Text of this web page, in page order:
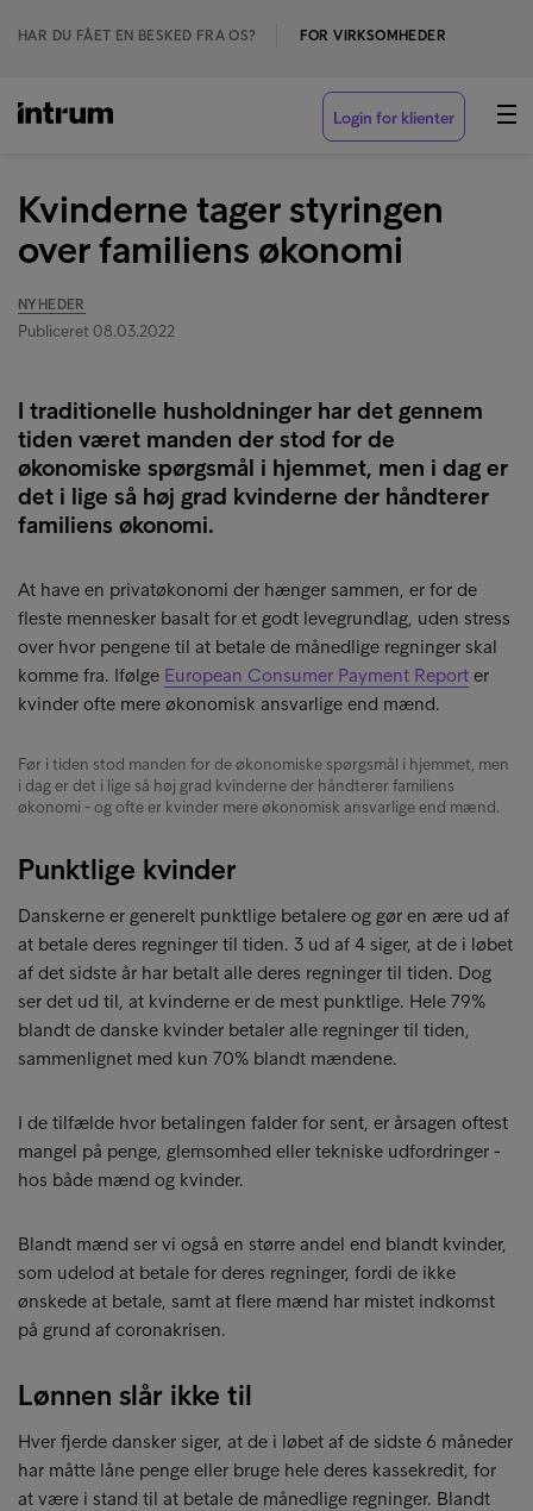
HAR DU FÅET EN BESKED FRA OS? FOR VIRKSOMHEDER
Login for klienter
Kvinderne tager styringen
over familiens økonomi
NYHEDER
Publiceret 08.03.2022
I traditionelle husholdninger har det gennem
tiden været manden der stod for de
økonomiske spørgsmål i hjemmet, men i dag er
det i lige så høj grad kvinderne der håndterer
familiens økonomi.
At have en privatøkonomi der hænger sammen, er for de
fleste mennesker basalt for et godt levegrundlag, uden stress
over hvor pengene til at betale de månedlige regninger skal
komme fra. Ifølge European Consumer Payment Report er
kvinder ofte mere økonomisk ansvarlige end mænd.
Før i tiden stod manden for de økonomiske spørgsmål i hjemmet, men
i dag er det i lige så høj grad kvinderne der håndterer familiens
økonomi - og ofte er kvinder mere økonomisk ansvarlige end mænd.
Punktlige kvinder
Danskerne er generelt punktlige betalere og gør en ære ud af
at betale deres regninger til tiden. 3 ud af 4 siger, at de i løbet
af det sidste år har betalt alle deres regninger til tiden. Dog
ser det ud til, at kvinderne er de mest punktlige. Hele 79%
blandt de danske kvinder betaler alle regninger til tiden,
sammenlignet med kun 70% blandt mændene.
I de tilfælde hvor betalingen falder for sent, er årsagen oftest
mangel på penge, glemsomhed eller tekniske udfordringer -
hos både mænd og kvinder.
Blandt mænd ser vi også en større andel end blandt kvinder,
som udelod at betale for deres regninger, fordi de ikke
ønskede at betale, samt at flere mænd har mistet indkomst
på grund af coronakrisen.
Lønnen slår ikke til
Hver fjerde dansker siger, at de i løbet af de sidste 6 måneder
har måtte låne penge eller bruge hele deres kassekredit, for
at være i stand til at betale de månedlige regninger. Blandt